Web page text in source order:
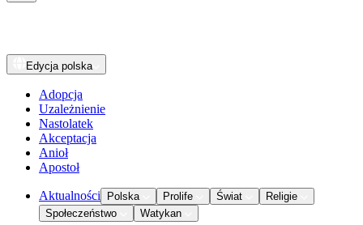
Edycja polska
Adopcja
Uzależnienie
Nastolatek
Akceptacja
Anioł
Apostoł
Aktualności Polska Prolife Świat
Religie
Społeczeństwo
Watykan